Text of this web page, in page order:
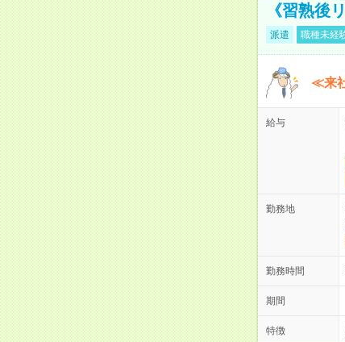
《習熟後
派遣 職種未経
≪来
給与
勤務地
勤務時間
期間
特徴